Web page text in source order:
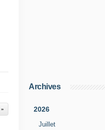
Archives
2026
Juillet